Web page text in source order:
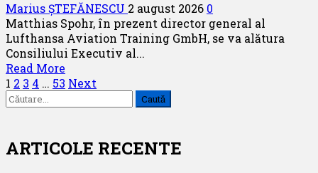
parteneriatul
strategic
Marius ȘTEFĂNESCU 2 august 2026 0
Matthias Spohr, în prezent director general al
Lufthansa Aviation Training GmbH, se va alătura
Consiliului Executiv al...
Read More
more
Matthias
numit
director
Paginație
articole
1 2 3 4 … 53 Next
Caută
după:
ARTICOLE RECENTE